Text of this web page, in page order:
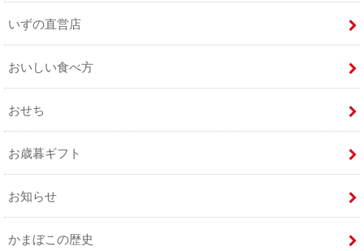
いずの直営店
おいしい食べ方
おせち
お歳暮ギフト
お知らせ
かまぼこの歴史